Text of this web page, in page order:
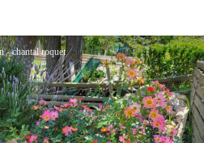
Le Département
- chantal roquet